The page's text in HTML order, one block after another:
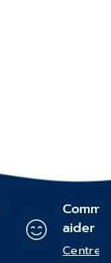
aider ?
Centre